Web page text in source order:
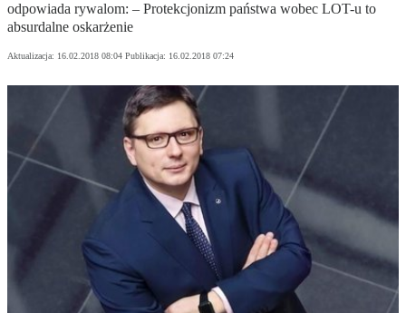
odpowiada rywalom: – Protekcjonizm państwa wobec LOT-u to
absurdalne oskarżenie
Aktualizacja: 16.02.2018 08:04 Publikacja: 16.02.2018 07:24